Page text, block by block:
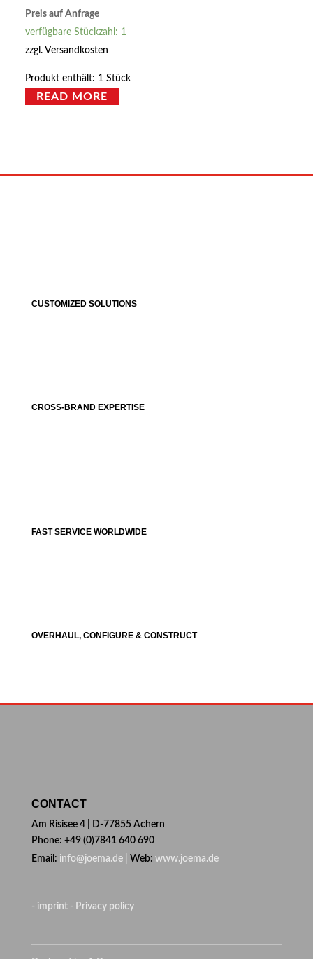
Preis auf Anfrage
verfügbare Stückzahl: 1
zzgl.Versandkosten
Produkt enthält: 1Stück
READ MORE
CUSTOMIZED SOLUTIONS
CROSS-BRAND EXPERTISE
FAST SERVICE WORLDWIDE
OVERHAUL, CONFIGURE & CONSTRUCT
CONTACT
Am Risisee 4 | D-77855 Achern
Phone: +49 (0)7841 640 690
Email: info@joema.de | Web: www.joema.de
- imprint - Privacy policy